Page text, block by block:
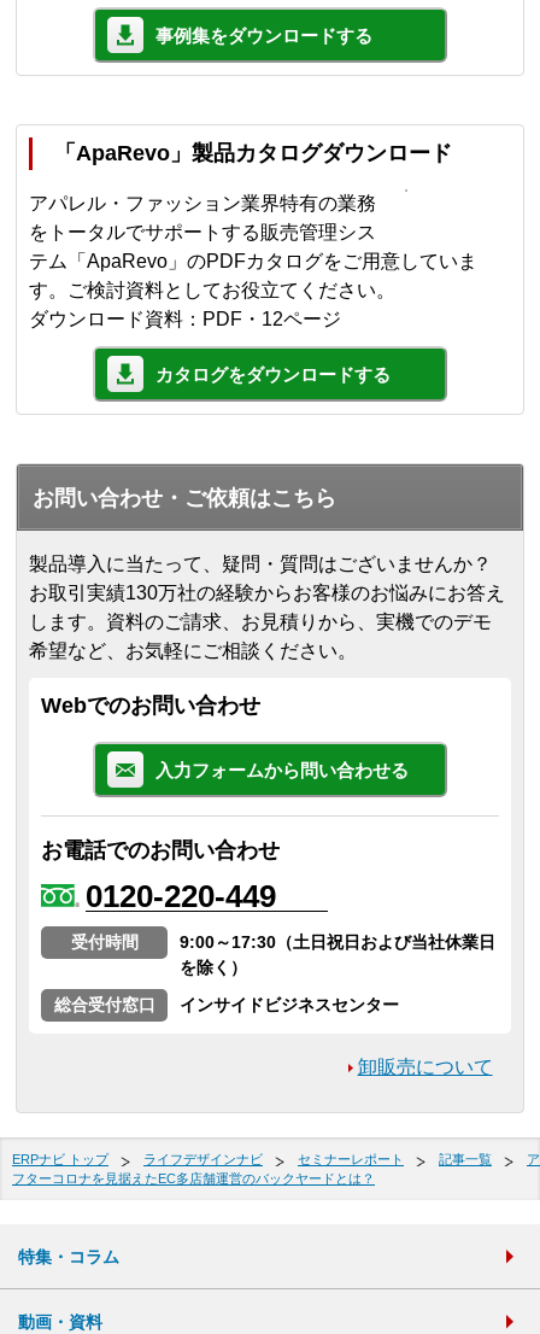
事例集をダウンロードする
「ApaRevo」製品カタログダウンロード
アパレル・ファッション業界特有の業務
をトータルでサポートする販売管理シス
テム「ApaRevo」のPDFカタログをご用意していま
す。ご検討資料としてお役立てください。
ダウンロード資料：PDF・12ページ
カタログをダウンロードする
お問い合わせ・ご依頼はこちら
製品導入に当たって、疑問・質問はございませんか？
お取引実績130万社の経験からお客様のお悩みにお答え
します。 資料のご請求、お見積りから、実機でのデモ
希望など、お気軽にご相談ください。
Webでのお問い合わせ
入力フォームから問い合わせる
お電話でのお問い合わせ
0120-220-449
受付時間
9:00～17:30（土日祝日および当社休業日
を除く）
総合受付窓口
インサイドビジネスセンター
卸販売について
ERPナビ トップ ライフデザインナビ セミナーレポート 記事一覧
ア
フターコロナを見据えたEC多店舗運営のバックヤードとは？
特集・コラム
動画・資料